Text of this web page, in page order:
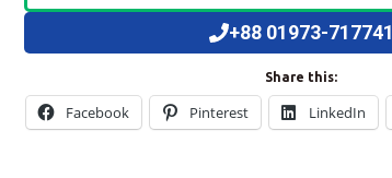
+88 01973-717741
Share this:
Facebook Pinterest LinkedIn